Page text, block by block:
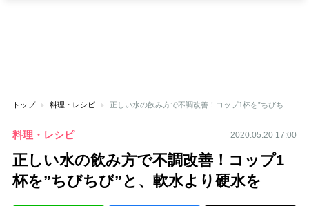
トップ 料理・レシピ
料理・レシピ 2020.05.20 17:00
正しい水の飲み方で不調改善！コップ1
杯を”ちびちび”と、軟水より硬水を